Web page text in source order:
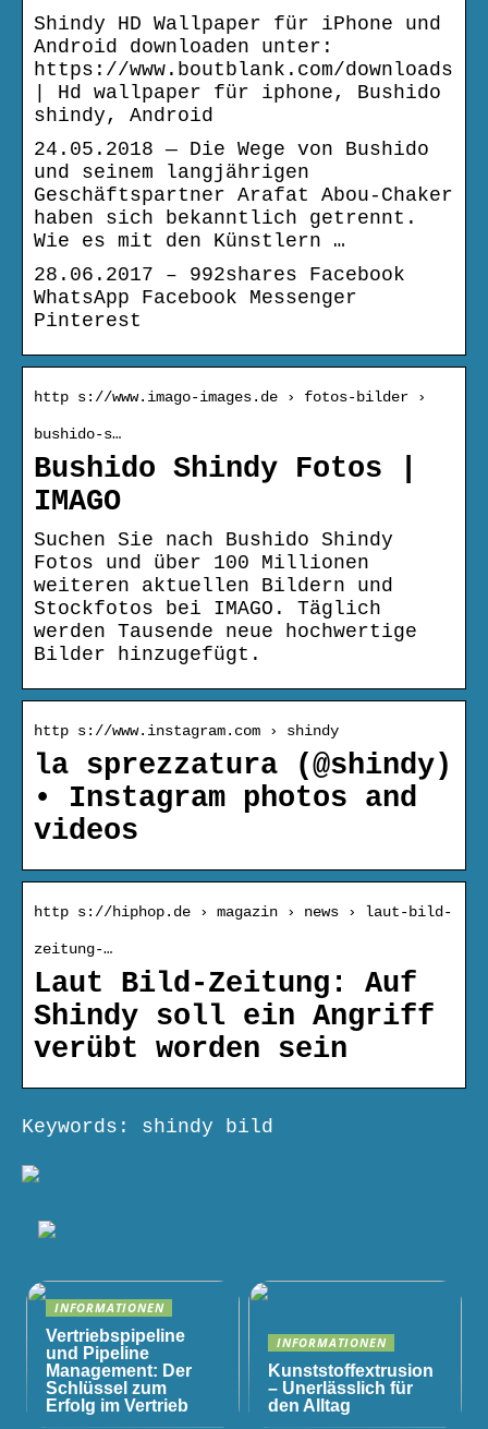
Shindy HD Wallpaper für iPhone und
Android downloaden unter:
https://www.boutblank.com/downloads
| Hd wallpaper für iphone, Bushido
shindy, Android
24.05.2018 — Die Wege von Bushido
und seinem langjährigen
Geschäftspartner Arafat Abou-Chaker
haben sich bekanntlich getrennt.
Wie es mit den Künstlern …
28.06.2017 – 992shares Facebook
WhatsApp Facebook Messenger
Pinterest
http s://www.imago-images.de › fotos-bilder ›
bushido-s…
Bushido Shindy Fotos |
IMAGO
Suchen Sie nach Bushido Shindy
Fotos und über 100 Millionen
weiteren aktuellen Bildern und
Stockfotos bei IMAGO. Täglich
werden Tausende neue hochwertige
Bilder hinzugefügt.
http s://www.instagram.com › shindy
la sprezzatura (@shindy)
• Instagram photos and
videos
http s://hiphop.de › magazin › news › laut-bild-
zeitung-…
Laut Bild-Zeitung: Auf
Shindy soll ein Angriff
verübt worden sein
Keywords: shindy bild
INFORMATIONEN
Vertriebspipeline
und Pipeline
Management: Der
Schlüssel zum
Erfolg im Vertrieb
INFORMATIONEN
Kunststoffextrusion
– Unerlässlich für
den Alltag